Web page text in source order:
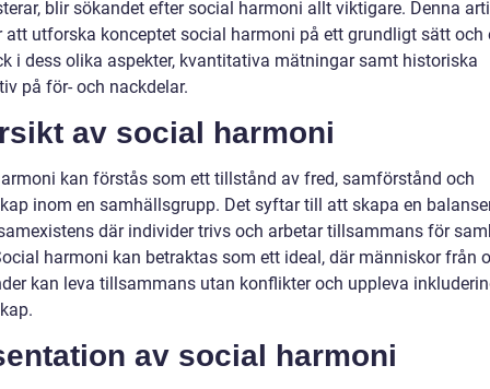
blir sökandet efter social harmoni allt viktigare. Denna
att utforska konceptet social harmoni på ett grundligt sätt och
i dess olika aspekter, kvantitativa mätningar samt historiska
på för- och nackdelar.
av social harmoni
kan förstås som ett tillstånd av fred, samförstånd och
inom en samhällsgrupp. Det syftar till att skapa en
där individer trivs och arbetar tillsammans för
harmoni kan betraktas som ett ideal, där människor från
kan leva tillsammans utan konflikter och uppleva
av social harmoni